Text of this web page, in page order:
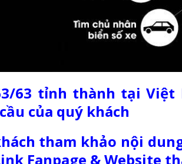
63 tỉnh thành tại Việt
của quý khách
tham khảo nội
Fanpage & Website